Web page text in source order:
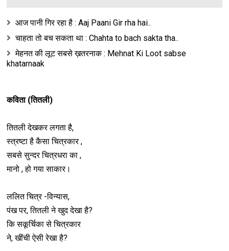
आज पानी गिर रहा है : Aaj Paani Gir rha hai..
चाहता तो बच सकता था : Chahta to bach sakta tha..
मेहनत की लूट सबसे ख़तरनाक : Mehnat Ki Loot sabse
khatarnaak
कविता (तितली)
तितली देखकर लगता है,
स्त्रष्टा है कैसा चित्रकार ,
सबसे सुन्दर चित्रधरा का ,
मानो , हो गया साकार।
ललित चित्र -विन्यास,
पंख पर, तितली ने खुद देखा है?
कि सकूर्चिका से चित्रकार
ने, खींची ऐसी रेखा है?